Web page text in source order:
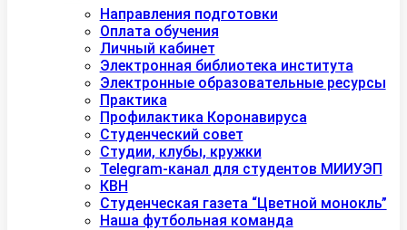
Направления подготовки
Оплата обучения
Личный кабинет
Электронная библиотека института
Электронные образовательные ресурсы
Практика
Профилактика Коронавируса
Студенческий совет
Студии, клубы, кружки
Telegram-канал для студентов МИИУЭП
КВН
Студенческая газета “Цветной монокль”
Наша футбольная команда